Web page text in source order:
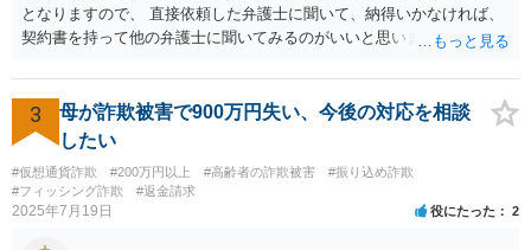
となりますので、 直接依頼した弁護士に聞いて、納得いかなければ、
契約書を持って他の弁護士に聞いてみるのがいいと思います。
3
母が詐欺被害で900万円失い、今後の対応を相談
したい
#仮想通貨詐欺 #200万円以上 #高齢者の詐欺被害
#振り込め詐欺
#フィッシング詐欺
#返金請求
2025年7月19日 役にたった 2